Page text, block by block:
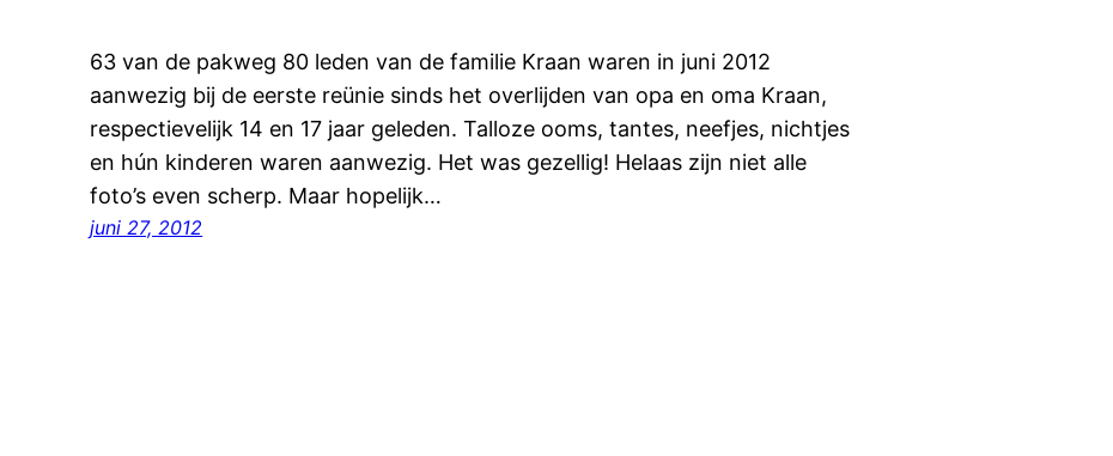
63 van de pakweg 80 leden van de familie Kraan waren in juni 2012
aanwezig bij de eerste reünie sinds het overlijden van opa en oma Kraan,
respectievelijk 14 en 17 jaar geleden. Talloze ooms, tantes, neefjes, nichtjes
en hún kinderen waren aanwezig. Het was gezellig! Helaas zijn niet alle
foto’s even scherp. Maar hopelijk…
juni 27, 2012